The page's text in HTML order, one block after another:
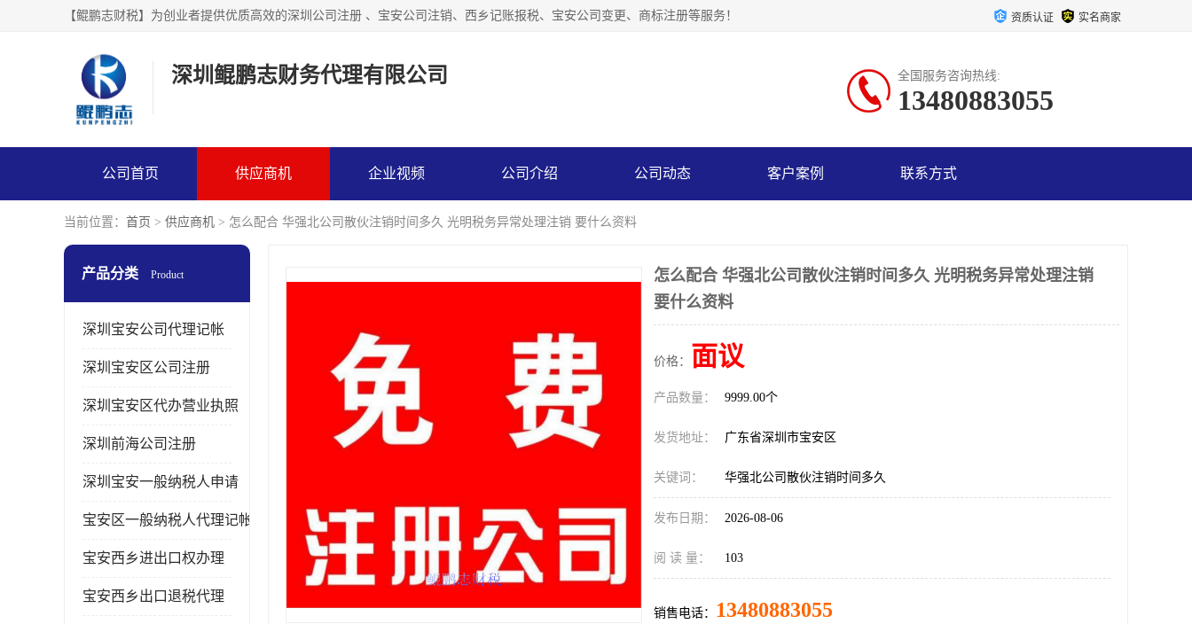
【鲲鹏志财税】为创业者提供优质高效的深圳公司注册 、宝安公司注销、西乡记账报税、宝安公司变更、商标注册等服务！ 资质认证 实名商家
深圳鲲鹏志财务代理有限公司 全国服务咨询热线:
13480883055
公司首页 供应商机 企业视频 公司介绍 公司动态 客户案例 联系方式
当前位置： 首页 > 供应商机 > 怎么配合 华强北公司散伙注销时间多久 光明税务异常处理注销 要什么资料
产品分类 Product
深圳宝安公司代理记帐
深圳宝安区公司注册
深圳宝安区代办营业执照
深圳前海公司注册
深圳宝安一般纳税人申请
宝安区一般纳税人代理记帐
宝安西乡进出口权办理
宝安西乡出口退税代理
怎么配合 华强北公司散伙注销时间多久 光明税务异常处理注销
要什么资料
价格： 面议
产品数量： 9999.00个
发货地址： 广东省深圳市宝安区
关键词： 华强北公司散伙注销时间多久
发布日期： 2026-08-06
阅 读 量： 103
销售电话： 13480883055